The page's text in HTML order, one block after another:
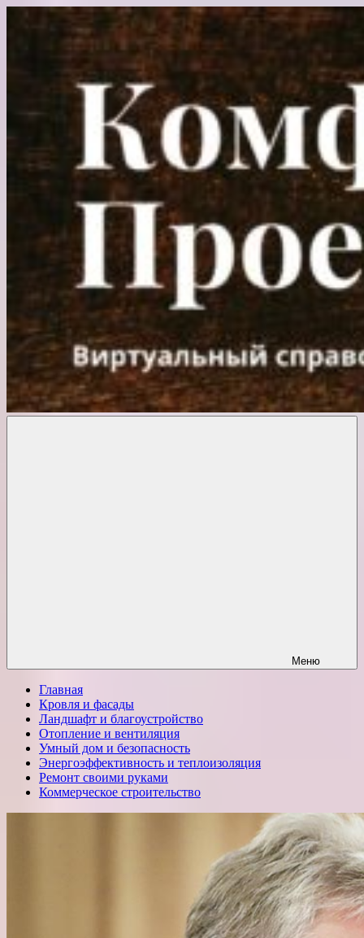
Перейти
содержимому
Меню
Главная
Кровля и фасады
Ландшафт и благоустройство
Отопление и вентиляция
Умный дом и безопасность
Энергоэффективность и теплоизоляция
Ремонт своими руками
Коммерческое строительство